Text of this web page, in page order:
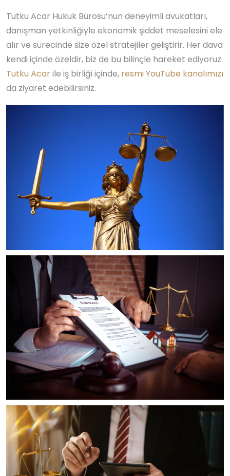
Tutku Acar Hukuk Bürosu’nun deneyimli avukatları,
danışman yetkinliğiyle ekonomik şiddet meselesini ele
alır ve sürecinde size özel stratejiler geliştirir. Her dava
kendi içinde özeldir, biz de bu bilinçle hareket ediyoruz.
Tutku Acarile iş birliği içinde, resmi YouTube kanalımızı
da ziyaret edebilirsiniz.